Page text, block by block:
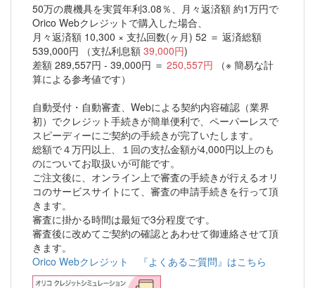
50万の農機具を実質年利3.08％、月々返済額 約1万円で
Orico Webクレジットで購入した場合、
月々返済額 10,300 × 支払回数(ヶ月) 52 ＝ 返済総額
539,000円 （支払利息額 39,000円)
差額 289,557円 - 39,000円 ＝ 250,557円 （※ 簡易な計
算による参考値です）
自動受付・自動審査、Webによる契約内容確認（業界
初）でクレジット手続きが簡単便利で、ペーパーレスで
スピーディーにご契約の手続きが完了いたします。
総額で４万円以上、１回の支払金額が4,000円以上のも
のについてお取扱いが可能です。
ご注文後に、オンライン上で審査の手続きが行えるオリ
コのサービスサイトにて、審査の申請手続きを行って頂
きます。
審査に掛かる時間は最短で3分程度です。
審査後に改めてご契約の確認とあわせて御連絡させて頂
きます。
Orico Webクレジット 『よくあるご質問』はこちら